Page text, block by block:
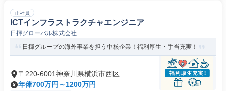
正社員
ICTインフラストラクチャエンジニア
日揮グローバル株式会社
日揮グループの海外事業を担う中核企業！福利厚生・手当充実！
〒220-6001神奈川県横浜市西区
年俸700万円～1200万円